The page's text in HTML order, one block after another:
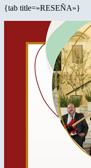
{tab title=»RESEÑA»}